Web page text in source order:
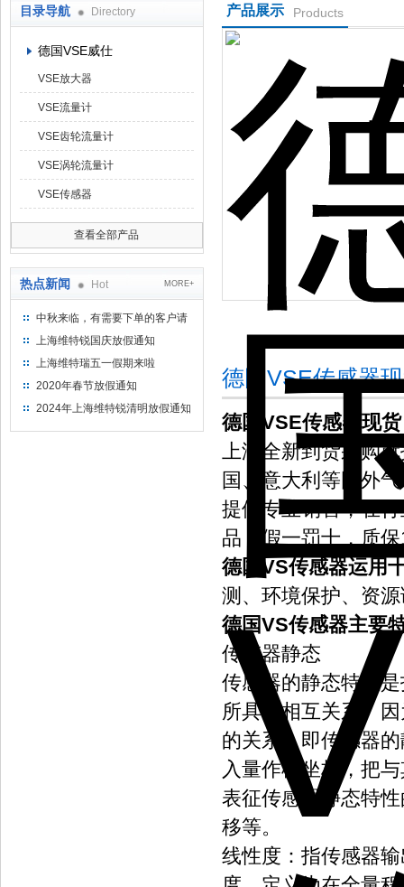
目录导航 Directory
德国VSE威仕
VSE放大器
VSE流量计
VSE齿轮流量计
VSE涡轮流量计
VSE传感器
查看全部产品
热点新闻 Hot MORE+
中秋来临，有需要下单的客户请
提前下单
上海维特锐国庆放假通知
上海维特瑞五一假期来啦
2020年春节放假通知
2024年上海维特锐清明放假通知
产品展示 Products
德国VSE传感器
德国VSE传感器现货
上海全新到货采购
国、意大利等国外
提供专业销售，在
品，假一罚十，质
德国VS传感器运用
测、环境保护、资
德国VS传感器主要
传感器静态
传感器的静态特性
所具有相互关系。
的关系，即传感器
入量作横坐标，把
表征传感器静态特
移等。
线性度：指传感器